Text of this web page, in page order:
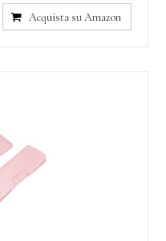
Acquista su Amazon